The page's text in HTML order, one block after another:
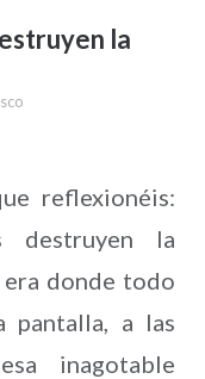
la
reflexionéis:
destruyen la
era donde todo
pantalla, a las
inagotable